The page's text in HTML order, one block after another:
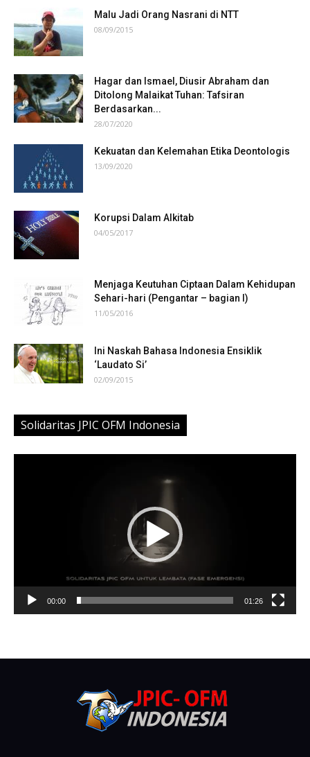
Malu Jadi Orang Nasrani di NTT
08/09/2015
Hagar dan Ismael, Diusir Abraham dan
Ditolong Malaikat Tuhan: Tafsiran
Berdasarkan...
28/07/2020
Kekuatan dan Kelemahan Etika Deontologis
13/09/2020
Korupsi Dalam Alkitab
04/05/2017
Menjaga Keutuhan Ciptaan Dalam Kehidupan
Sehari-hari (Pengantar – bagian I)
11/05/2016
Ini Naskah Bahasa Indonesia Ensiklik
‘Laudato Si’
02/09/2015
Solidaritas JPIC OFM Indonesia
00:00 01:26